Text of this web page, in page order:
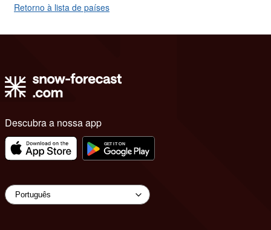
Retorno à lista de países
Descubra a nossa app